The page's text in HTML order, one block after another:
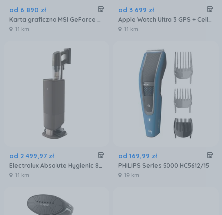
od 6 890 zł
Karta graficzna MSI GeForce RTX 5080 Gaming Trio OC 16 GB GDDR7 (GEFORCERTX508016GGAMINGTRIOOC)
11 km
od 3 699 zł
Apple Watch Ultra 3 GPS + Cellular 49mm tytan czarny pasek Ocean czarny (MF0J4QPA)
11 km
od 2 499,97 zł
Electrolux Absolute Hygienic 800 EP83HB25WU
11 km
od 169,99 zł
PHILIPS Series 5000 HC5612/15
19 km